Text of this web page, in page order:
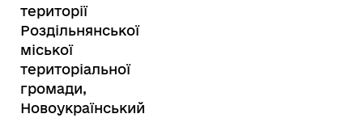
території
Роздільнянської
міської
територіальної
громади,
Новоукраїнський